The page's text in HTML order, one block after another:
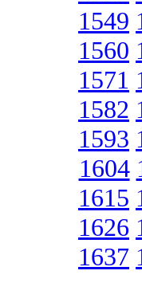
1549
1560
1571
1582
1593
1604
1615
1626
1637